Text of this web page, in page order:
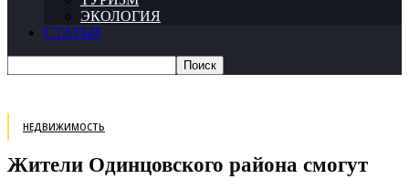
ЭКОЛОГИЯ
СТАТЬИ
НЕДВИЖИМОСТЬ
Жители Одинцовского района смогут